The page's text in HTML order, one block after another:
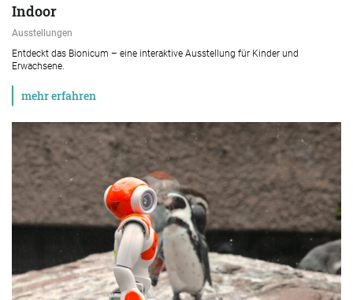
Indoor
Ausstellungen
Entdeckt das Bionicum – eine interaktive Ausstellung für Kinder und
Erwachsene.
mehr erfahren